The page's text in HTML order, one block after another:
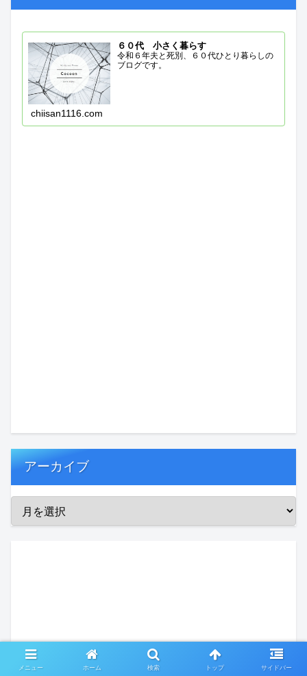
６０代 小さく暮らす
令和６年夫と死別、６０代ひとり暮らしの
ブログです。
chiisan1116.com
アーカイブ
メニュー ホーム 検索 トップ サイドバー